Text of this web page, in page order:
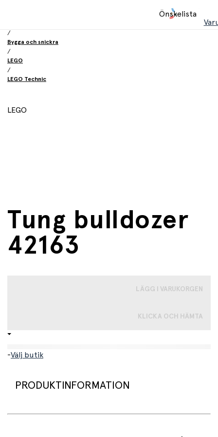
Önskelista
/
Bygga och snickra
/
LEGO
/
LEGO Technic
LEGO
Tung bulldozer
42163
LÄGG I VARUKORGEN
KLICKA OCH HÄMTA
-Välj butik
PRODUKTINFORMATION